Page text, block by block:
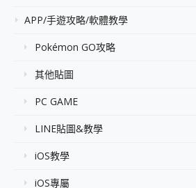
APP/手遊攻略/軟體教學
Pokémon GO攻略
其他貼圖
PC GAME
LINE貼圖&教學
iOS教學
iOS專屬